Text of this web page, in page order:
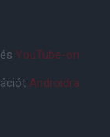
és YouTube-on
Androidra